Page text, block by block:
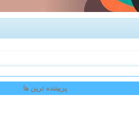
پربیننده ترین ها